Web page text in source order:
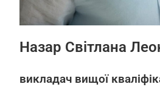
Назар Світлана
викладач вищої